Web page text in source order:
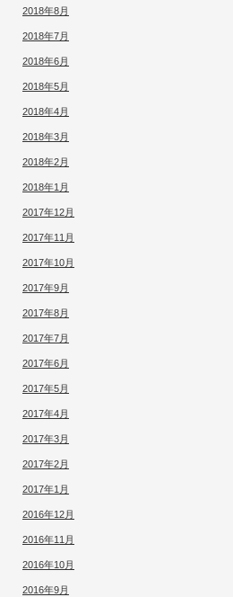
2018年8月
2018年7月
2018年6月
2018年5月
2018年4月
2018年3月
2018年2月
2018年1月
2017年12月
2017年11月
2017年10月
2017年9月
2017年8月
2017年7月
2017年6月
2017年5月
2017年4月
2017年3月
2017年2月
2017年1月
2016年12月
2016年11月
2016年10月
2016年9月